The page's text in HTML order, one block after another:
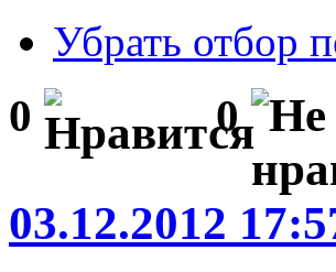
Убрать отбор
0 0
03.12.2012